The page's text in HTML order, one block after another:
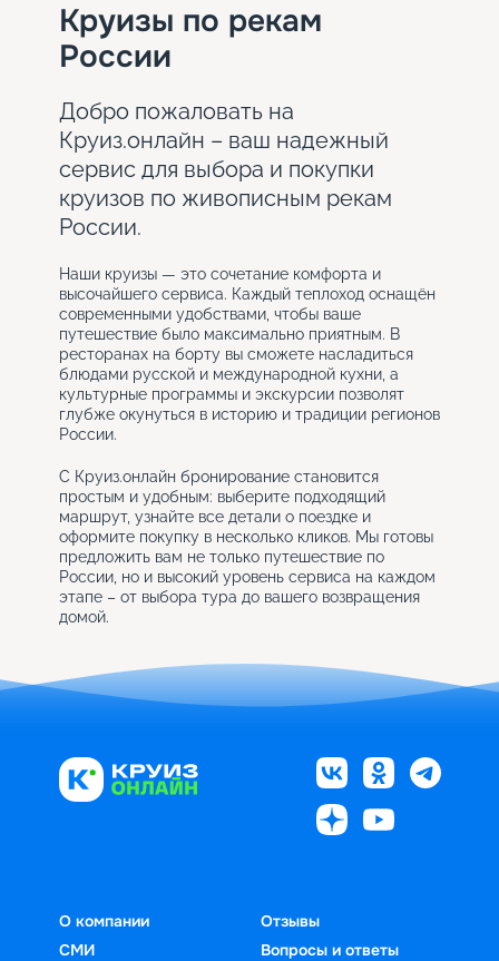
Круизы по рекам
России
Добро пожаловать на
Круиз.онлайн – ваш надежный
сервис для выбора и покупки
круизов по живописным рекам
России.
Наши круизы — это сочетание комфорта и
высочайшего сервиса. Каждый теплоход оснащён
современными удобствами, чтобы ваше
путешествие было максимально приятным. В
ресторанах на борту вы сможете насладиться
блюдами русской и международной кухни, а
культурные программы и экскурсии позволят
глубже окунуться в историю и традиции регионов
России.
С Круиз.онлайн бронирование становится
простым и удобным: выберите подходящий
маршрут, узнайте все детали о поездке и
оформите покупку в несколько кликов. Мы готовы
предложить вам не только путешествие по
России, но и высокий уровень сервиса на каждом
этапе – от выбора тура до вашего возвращения
домой.
О компании
СМИ
Отзывы
Вопросы и ответы